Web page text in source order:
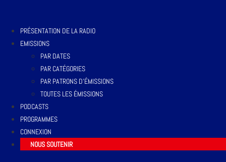
PRÉSENTATION DE LA RADIO
EMISSIONS
PAR DATES
PAR CATÉGORIES
PAR PATRONS D’ÉMISSIONS
TOUTES LES ÉMISSIONS
PODCASTS
PROGRAMMES
CONNEXION
NOUS SOUTENIR